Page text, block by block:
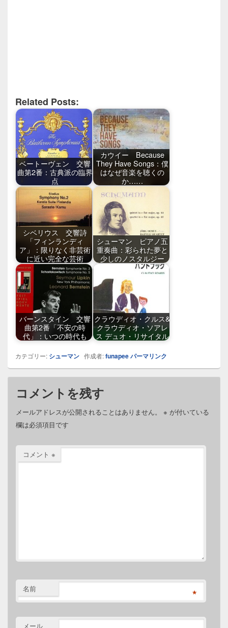
Related Posts:
ベートーヴェン 交響
曲第2番：古典派の臨界
点
カウイー Because
They Have Songs：僕
はなぜ音楽を聴くの
か……
シベリウス 交響詩
「フィンランディ
ア」：限りなく非芸術
に近い完全な芸術
シューマン ピアノ五
重奏曲：彩られた夢と
少しのノスタルジー
バーンスタイン 交響
曲第2番「不安の時
代」：いつの時代も
クラウディオ・クルス&
クラウディオ・ソアレ
ス デュオ・リサイタル
カテゴリー: シューマン 作成者:funapeeパーマリンク
コメントを残す
メールアドレスが公開されることはありません。 ※ が付いている
欄は必須項目です
コメント ※
名前 *
メール